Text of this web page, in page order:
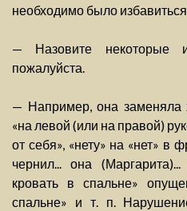
необходимо было
— Назовите некоторые
пожалуйста.
— Например, она заменяла
«на левой (или на правой)
от себя», «нету» на «нет» в
чернил... она
кровать в спальне»
спальне» и т. п.